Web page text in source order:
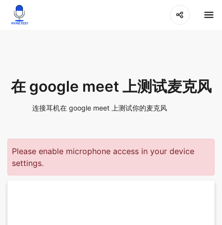
在 google meet 上测试麦克风
连接耳机在 google meet 上测试你的麦克风
Please enable microphone access in your device
settings.